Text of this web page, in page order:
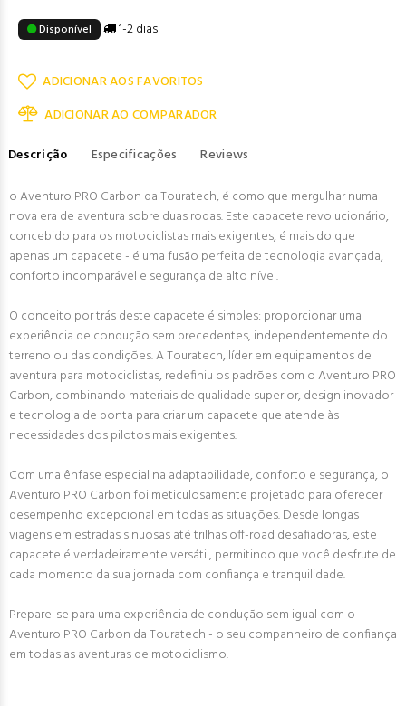
Disponível 1-2 dias
ADICIONAR AOS FAVORITOS
ADICIONAR AO COMPARADOR
Descrição
Especificações
Reviews
o Aventuro PRO Carbon da Touratech, é como que mergulhar numa
nova era de aventura sobre duas rodas. Este capacete revolucionário,
concebido para os motociclistas mais exigentes, é mais do que
apenas um capacete - é uma fusão perfeita de tecnologia avançada,
conforto incomparável e segurança de alto nível.
O conceito por trás deste capacete é simples: proporcionar uma
experiência de condução sem precedentes, independentemente do
terreno ou das condições. A Touratech, líder em equipamentos de
aventura para motociclistas, redefiniu os padrões com o Aventuro PRO
Carbon, combinando materiais de qualidade superior, design inovador
e tecnologia de ponta para criar um capacete que atende às
necessidades dos pilotos mais exigentes.
Com uma ênfase especial na adaptabilidade, conforto e segurança, o
Aventuro PRO Carbon foi meticulosamente projetado para oferecer
desempenho excepcional em todas as situações. Desde longas
viagens em estradas sinuosas até trilhas off-road desafiadoras, este
capacete é verdadeiramente versátil, permitindo que você desfrute de
cada momento da sua jornada com confiança e tranquilidade.
Prepare-se para uma experiência de condução sem igual com o
Aventuro PRO Carbon da Touratech - o seu companheiro de confiança
em todas as aventuras de motociclismo.